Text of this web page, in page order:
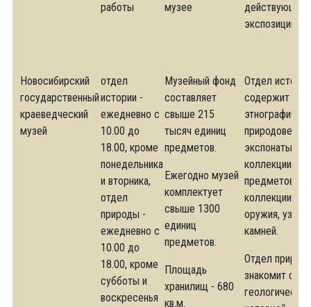
работы
музее
действующие
экспозиции
Новосибирский
государственный
краеведческий
музей
отдел
истории -
ежедневно с
10.00 до
18.00, кроме
понедельника
и вторника,
отдел
природы -
ежедневно с
10.00 до
18.00, кроме
субботы и
воскресенья
Музейный фонд
составляет
свыше 215
тысяч единиц
предметов.
Ежегодно музей
комплектует
свыше 1300
единиц
предметов.
Площадь
хранилищ - 680
кв.м.
Отдел истории
содержит
экспонаты,
коллекции
предметов,
коллекции
оружия,
камней.
Отдел
знакомит с
геологической